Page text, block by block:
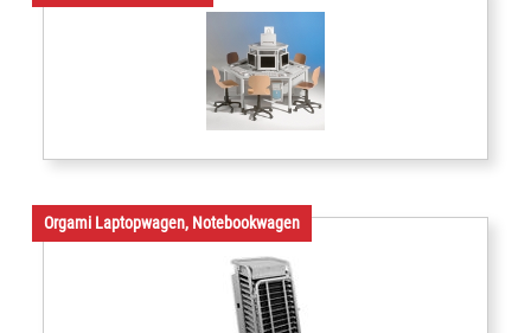
Orgami Laptopwagen, Notebookwagen